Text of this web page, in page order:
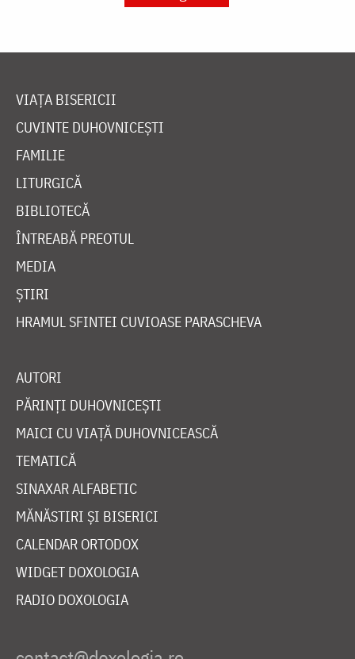
VIAȚA BISERICII
CUVINTE DUHOVNICEȘTI
FAMILIE
LITURGICĂ
BIBLIOTECĂ
ÎNTREABĂ PREOTUL
MEDIA
ȘTIRI
HRAMUL SFINTEI CUVIOASE PARASCHEVA
AUTORI
PĂRINȚI DUHOVNICEȘTI
MAICI CU VIAȚĂ DUHOVNICEASCĂ
TEMATICĂ
SINAXAR ALFABETIC
MĂNĂSTIRI ȘI BISERICI
CALENDAR ORTODOX
WIDGET DOXOLOGIA
RADIO DOXOLOGIA